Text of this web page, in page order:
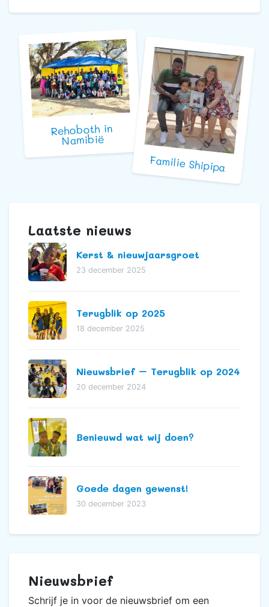
Rehoboth in
Namibië
Familie Shipipa
Laatste nieuws
Kerst & nieuwjaarsgroet
23 december 2025
Terugblik op 2025
18 december 2025
Nieuwsbrief – Terugblik op 2024
20 december 2024
Benieuwd wat wij doen?
Goede dagen gewenst!
30 december 2023
Nieuwsbrief
Schrijf je in voor de nieuwsbrief om een